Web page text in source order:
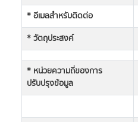
* อีเมลสำหรับติดต่อ
* วัตถุประสงค์
* หน่วยความถี่ของการ
ปรับปรุงข้อมูล